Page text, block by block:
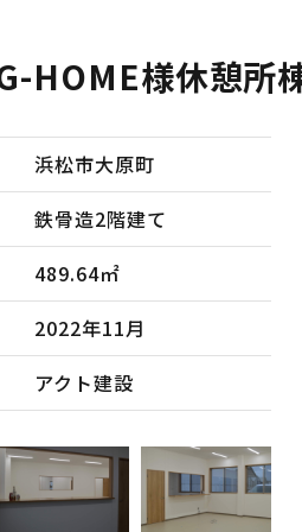
HOME様休憩所
浜松市大原町
鉄骨造2階建て
489.64㎡
2022年11月
アクト建設